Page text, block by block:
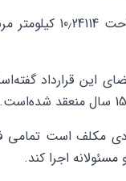
مکلف است تمامی
اجرا کند.